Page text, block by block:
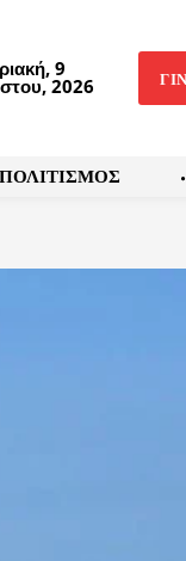
9
2026
ΠΟΛΙΤΙΣΜΟΣ